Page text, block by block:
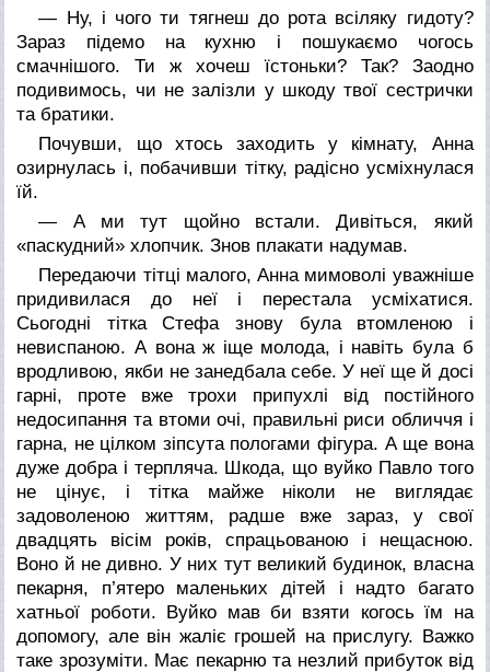
— Ну, і чого ти тягнеш до рота всіляку гидоту?
Зараз підемо на кухню і пошукаємо чогось
смачнішого. Ти ж хочеш їстоньки? Так? Заодно
подивимось, чи не залізли у шкоду твої сестрички
та братики.
Почувши, що хтось заходить у кімнату, Анна
озирнулась і, побачивши тітку, радісно усміхнулася
їй.
— А ми тут щойно встали. Дивіться, який
«паскудний» хлопчик. Знов плакати надумав.
Передаючи тітці малого, Анна мимоволі уважніше
придивилася до неї і перестала усміхатися.
Сьогодні тітка Стефа знову була втомленою і
невиспаною. А вона ж іще молода, і навіть була б
вродливою, якби не занедбала себе. У неї ще й досі
гарні, проте вже трохи припухлі від постійного
недосипання та втоми очі, правильні риси обличчя і
гарна, не цілком зіпсута пологами фігура. А ще вона
дуже добра і терпляча. Шкода, що вуйко Павло того
не цінує, і тітка майже ніколи не виглядає
задоволеною життям, радше вже зараз, у свої
двадцять вісім років, спрацьованою і нещасною.
Воно й не дивно. У них тут великий будинок, власна
пекарня, п’ятеро маленьких дітей і надто багато
хатньої роботи. Вуйко мав би взяти когось їм на
допомогу, але він жаліє грошей на прислугу. Важко
таке зрозуміти. Має пекарню та незлий прибуток від